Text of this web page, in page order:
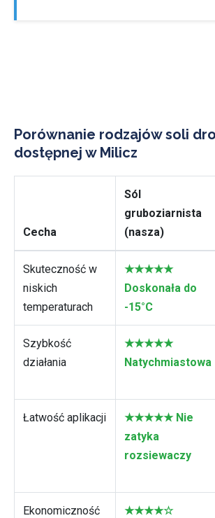
Porównanie rodzajów soli
dostępnej w Milicz
Cecha
Sól
gruboziarnista
(nasza)
Skuteczność w
niskich
temperaturach
★★★★★
Doskonała do
-15°C
Szybkość
działania
★★★★★
Natychmiastowa
Łatwość aplikacji
★★★★★ Nie
zatyka
rozsiewaczy
Ekonomiczność
★★★★☆